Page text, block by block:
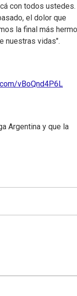
con todos ustedes.
el dolor que
la final más
nuestras vidas".
vBoQnd4P6L
Argentina y que la